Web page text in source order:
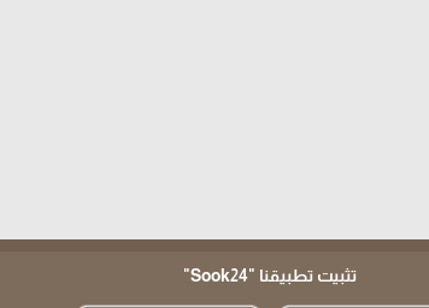
تثبيت تطبيقنا "Sook24"